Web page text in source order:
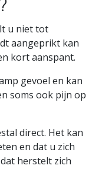
u niet tot
aangeprikt kan
kort aanspant.
gevoel en kan
soms ook pijn op
direct. Het kan
en dat u zich
herstelt zich